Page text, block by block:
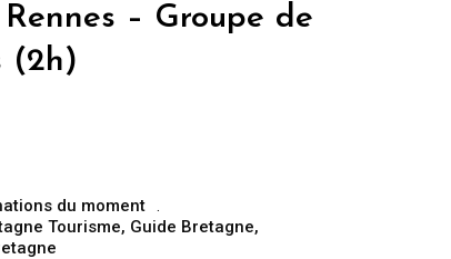
– Groupe de
(2h)
du moment
Tourisme, Guide Bretagne,